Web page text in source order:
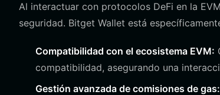
Al interactuar con protocolos DeFi en la
seguridad. Bitget Wallet está
Compatibilidad con el ecosistema EVM:
compatibilidad, asegurando una
Gestión avanzada de comisiones de gas: